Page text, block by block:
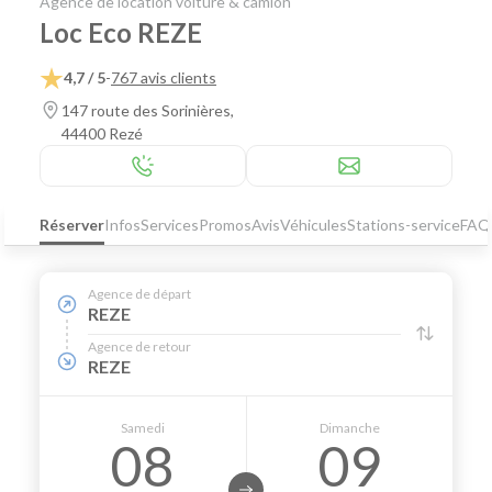
Loc Eco REZE
4,7 / 5-767 avis clients
147 route des Sorinières,
44400 Rezé
RéserverInfosServicesPromosAvisVéhiculesStations-serviceFAQ
Agence de départ
REZE
Agence de retour
REZE
Samedi
08
Dimanche
09